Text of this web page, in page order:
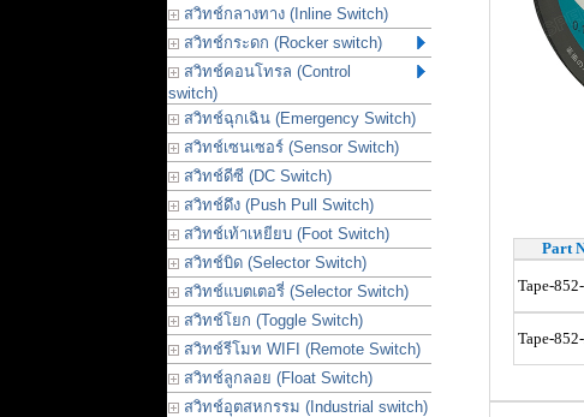
สวิทช์กลางทาง (Inline Switch)
สวิทช์กระดก (Rocker switch)
สวิทช์คอนโทรล (Control
switch)
สวิทช์ฉุกเฉิน (Emergency Switch)
สวิทช์เซนเซอร์ (Sensor Switch)
สวิทช์ดีซี (DC Switch)
สวิทช์ดึง (Push Pull Switch)
สวิทช์เท้าเหยียบ (Foot Switch)
สวิทช์บิด (Selector Switch)
สวิทช์แบตเตอรี่ (Selector Switch)
สวิทช์โยก (Toggle Switch)
สวิทช์รีโมท WIFI (Remote Switch)
สวิทช์ลูกลอย (Float Switch)
สวิทช์อุตสหกรรม (Industrial switch)
Part
Tape-
Tape-